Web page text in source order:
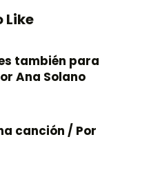
Like
también para
Ana Solano
canción / Por